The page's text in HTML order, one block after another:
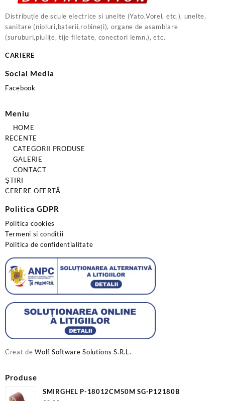
Distribuție de scule electrice si unelte (Yato,Vorel, etc.), unelte,
sanitare (nipluri,baterii,robineți), organe de asamblare
(suruburi,piulițe, tije filetate, conectori lemn.), etc.
CARIERE
Social Media
Facebook
Meniu
HOME
RECENTE
CATEGORII PRODUSE
GALERIE
CONTACT
ȘTIRI
CERERE OFERTĂ
Politica GDPR
Politica cookies
Termeni si conditii
Politica de confidentialitate
Creat deWolf Software Solutions S.R.L.
Produse
SMIRGHEL P-18012CM50M SG-P12180B